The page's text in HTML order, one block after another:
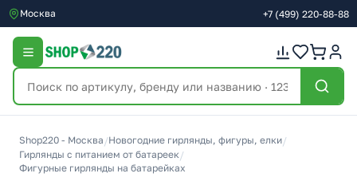
Москва +7 (499) 220-88-88
Shop220 - Москва /Новогодние гирлянды, фигуры, елки/
Гирлянды с питанием от батареек/
Фигурные гирлянды на батарейках